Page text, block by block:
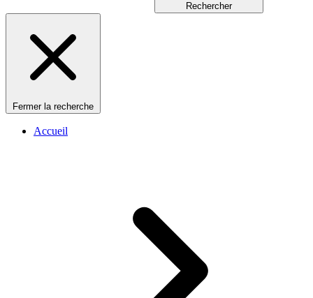
Rechercher
Fermer la recherche
Accueil